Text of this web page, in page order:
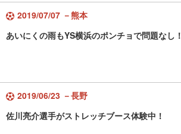
2019/07/07 －熊本
あいにくの雨もYS横浜のポンチョで問題なし！
2019/06/23 －長野
佐川亮介選手がストレッチブース体験中！